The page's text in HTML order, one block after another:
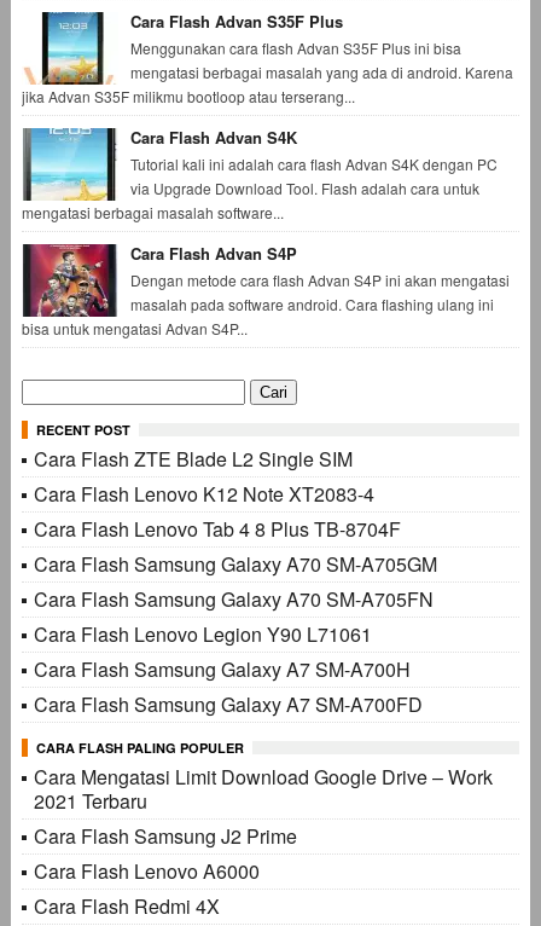
Cara Flash Advan S35F Plus
Menggunakan cara flash Advan S35F Plus ini bisa
mengatasi berbagai masalah yang ada di android. Karena
jika Advan S35F milikmu bootloop atau terserang...
Cara Flash Advan S4K
Tutorial kali ini adalah cara flash Advan S4K dengan PC
via Upgrade Download Tool. Flash adalah cara untuk
mengatasi berbagai masalah software...
Cara Flash Advan S4P
Dengan metode cara flash Advan S4P ini akan mengatasi
masalah pada software android. Cara flashing ulang ini
bisa untuk mengatasi Advan S4P...
Cari
untuk:
RECENT POST
Cara Flash ZTE Blade L2 Single SIM
Cara Flash Lenovo K12 Note XT2083-4
Cara Flash Lenovo Tab 4 8 Plus TB-8704F
Cara Flash Samsung Galaxy A70 SM-A705GM
Cara Flash Samsung Galaxy A70 SM-A705FN
Cara Flash Lenovo Legion Y90 L71061
Cara Flash Samsung Galaxy A7 SM-A700H
Cara Flash Samsung Galaxy A7 SM-A700FD
CARA FLASH PALING POPULER
Cara Mengatasi Limit Download Google Drive – Work
2021 Terbaru
Cara Flash Samsung J2 Prime
Cara Flash Lenovo A6000
Cara Flash Redmi 4X